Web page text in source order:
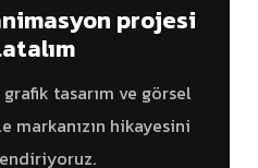
projesi
tasarım ve görsel
hikayesini